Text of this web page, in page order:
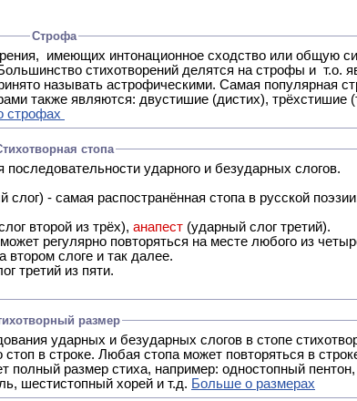
Строфа
рифм, и
также являются: двустишие (дистих), трёхстишие
строфах
стопа
ударного и безударных слогов.
слог) - самая распостранённая стопа в русской
второй из трёх), анапест (ударный слог третий).
регулярно повторяться на месте любого из
втором слоге и так далее.
третий из пяти.
размер
ударных и безударных слогов в стопе
в строке. Любая стопа может повторяться в
полный размер стиха, например: одностопный
шестистопный хорей и т.д. Больше о размерах